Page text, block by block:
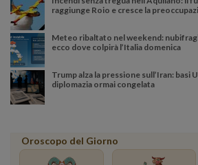
raggiunge Roio e cresce la
Meteo ribaltato nel weekend:
ecco dove colpirà l’Italia domenica
Trump alza la pressione sull’Iran: basi
diplomazia ormai congelata
Oroscopo del Giorno